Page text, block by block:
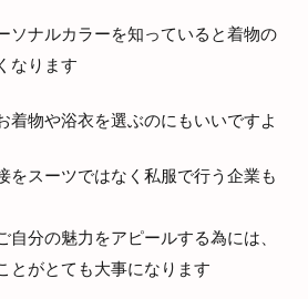
ソナルカラーを知っていると着物の
なります
着物や浴衣を選ぶのにもいいですよ
をスーツではなく私服で行う企業も
分の魅力をアピールする為には、
とがとても大事になります